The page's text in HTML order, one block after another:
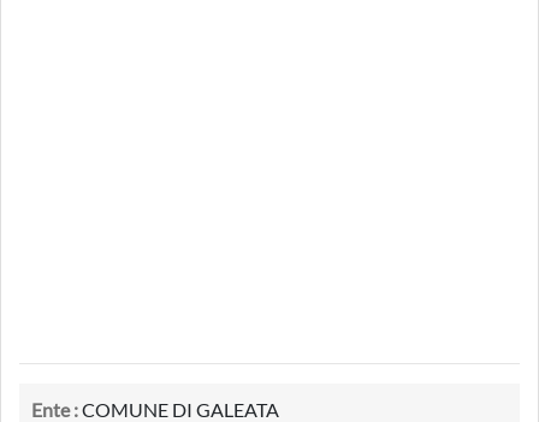
Ente :COMUNE DI GALEATA